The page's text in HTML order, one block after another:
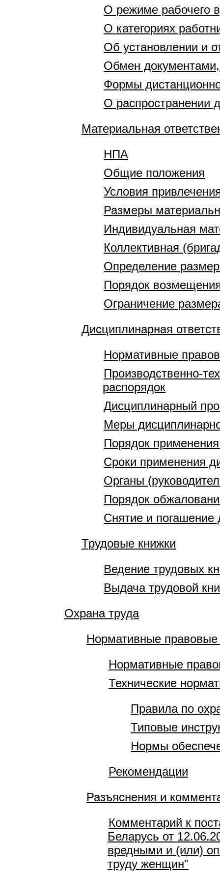
О режиме рабочего
О категориях
Об установлении и
Обмен
Формы
О распространении
Материальная
НПА
Общие положения
Условия
Размеры
Индивидуальная
Коллективная
Определение
Порядок
Ограничение
Дисциплинарная
Нормативные
Производственно-
распорядок
Дисциплинарный
Меры
Порядок
Сроки применения
Органы
Порядок
Снятие и погашение
Трудовые книжки
Ведение трудовых
Выдача трудовой
Охрана труда
Нормативные правовые
Нормативные
Технические
Правила по
Типовые
Нормы
Рекомендации
Разъяснения и
Комментарий к
Беларусь от
вредными и (или)
труду женщин"